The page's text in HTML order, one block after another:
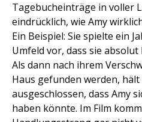
Tagebucheinträge in voller
eindrücklich, wie Amy
Ein Beispiel: Sie spielte ein
Umfeld vor, dass sie
Als dann nach ihrem
Haus gefunden werden,
ausgeschlossen, dass Amy
haben könnte. Im Film